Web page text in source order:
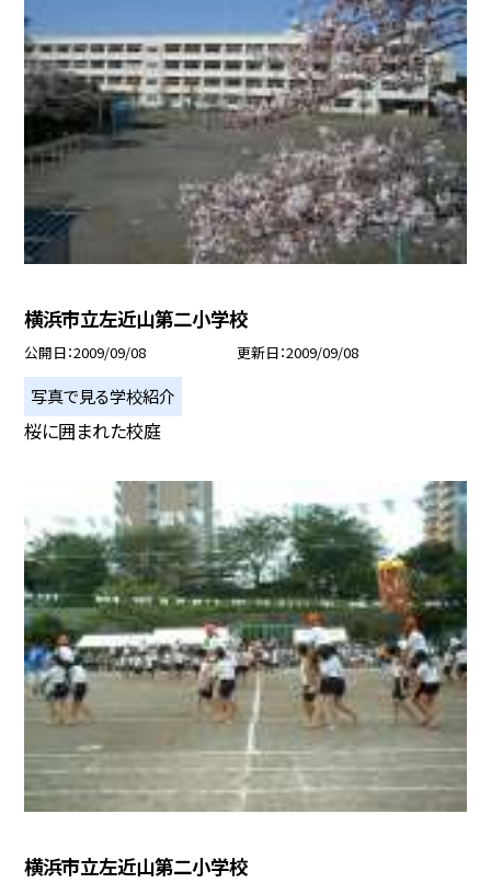
横浜市立左近山第二小学校
公開日 2009/09/08 更新日 2009/09/08
写真で見る学校紹介
桜に囲まれた校庭
横浜市立左近山第二小学校